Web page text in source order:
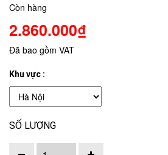
Còn hàng
2.860.000₫
Đã bao gồm VAT
Khu vực :
SỐ LƯỢNG